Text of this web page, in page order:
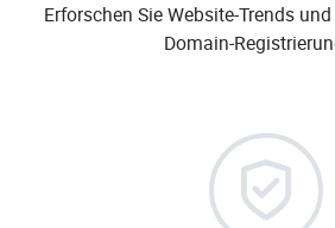
Erforschen Sie Website-Trends
Domain-